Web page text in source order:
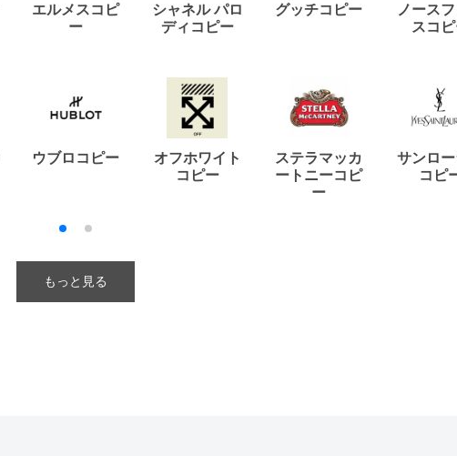
エルメスコピ
ー
シャネル パロ
ディコピー
グッチコピー
ノース
スコ
ウブロコピー
オフホワイト
コピー
ステラマッカ
ートニーコピ
ー
サンロ
コピ
もっと見る